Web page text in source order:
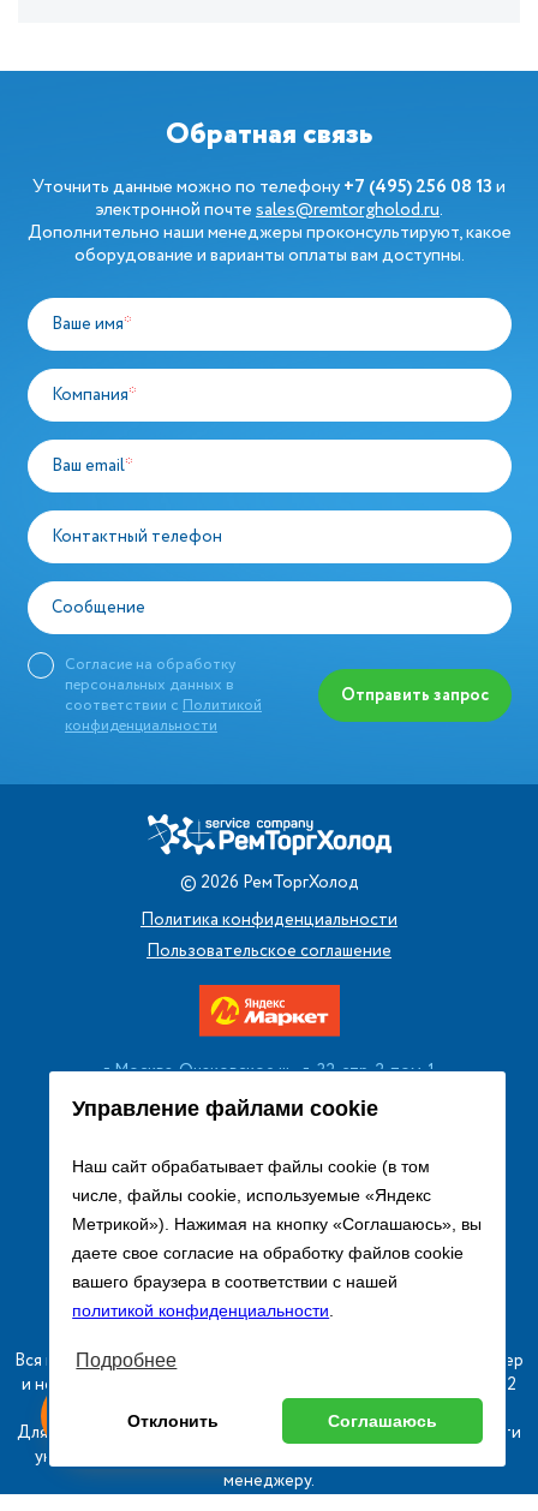
Управление файлами cookie
Наш сайт обрабатывает файлы cookie (в том
числе, файлы cookie, используемые «Яндекс
Метрикой»). Нажимая на кнопку «Соглашаюсь», вы
даете свое согласие на обработку файлов cookie
вашего браузера в соответствии с нашей
политикой конфиденциальности.
Подробнее
Отклонить Соглашаюсь
Обратная связь
Уточнить данные можно по телефону+7 (495) 256 08 13и
электронной почтеsales@remtorgholod.ru.
Дополнительно наши менеджеры проконсультируют, какое
оборудование и варианты оплаты вам доступны.
Ваше имя*
Компания*
Ваш email*
Контактный телефон
Сообщение
Согласие на обработку
персональных данных в
соответствии с Политикой
конфиденциальности
Отправить запрос
© 2026 РемТоргХолод
Политика конфиденциальности
Пользовательское соглашение
г. Москва, Очаковское ш., д. 32, стр. 2, пом. 1
+7 (495) 256 08 13
Заказать звонок
sales@remtorgholod.ru
Разработка и продвижение сайта
Вся информация на сайте о товарах носит справочный характер
и не является публичной офертой в соответствии с пунктом 2
статьи 437 ГК РФ.
Для получения подробной информации о наличии и стоимости
указанных товаров и (или) услуг, пожалуйста, обращайтесь к
менеджеру.
Оставь заявку